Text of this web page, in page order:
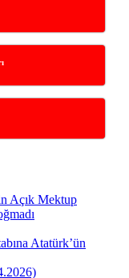
Açık Mektup
Atatürk’ün